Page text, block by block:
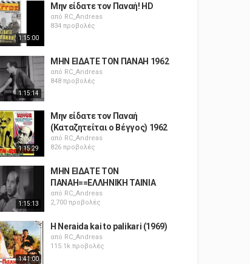
1:15:00
Μην είδατε τον Παναή! HD
από RC_Andreas
834 προβολές
1:15:14
ΜΗΝ ΕΙΔΑΤΕ ΤΟΝ ΠΑΝΑΗ 1962
από RC_Andreas
848 προβολές
1:15:29
Μην είδατε τον Παναή
(Καταζητείται ο Βέγγος) 1962
από RC_Andreas
826 προβολές
1:15:13
ΜΗΝ ΕΙΔΑΤΕ ΤΟΝ
ΠΑΝΑΗ==ΕΛΛΗΝΙΚΗ ΤΑΙΝΙΑ
από RC_Andreas
2,700 προβολές
1:41:00
H Neraida kai to palikari (1969)
από RC_Andreas
115.1k προβολές